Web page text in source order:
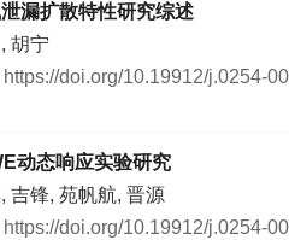
漏扩散特性研究综述
胡宁
https://doi.org/10.19912/j.0254-
动态响应实验研究
吉锋, 苑帆航, 晋源
https://doi.org/10.19912/j.0254-